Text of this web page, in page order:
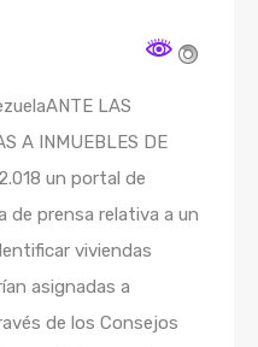
LAS
A INMUEBLES DE
un portal de
prensa relativa a un
viviendas
asignadas a
de los Consejos